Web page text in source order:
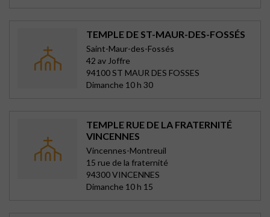
TEMPLE DE ST-MAUR-DES-FOSSÉS
Saint-Maur-des-Fossés
42 av Joffre
94100 ST MAUR DES FOSSES
Dimanche 10 h 30
TEMPLE RUE DE LA FRATERNITÉ
VINCENNES
Vincennes-Montreuil
15 rue de la fraternité
94300 VINCENNES
Dimanche 10 h 15